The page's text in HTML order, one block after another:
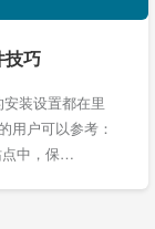
巧
装设置都在里
用户可以参考：
点中，保…